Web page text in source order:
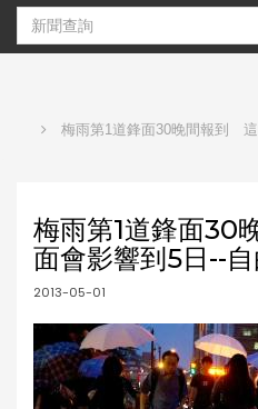
梅雨第1道鋒面30晚間報到
梅雨第1道鋒面30
面會影響到5日--
2013-05-01